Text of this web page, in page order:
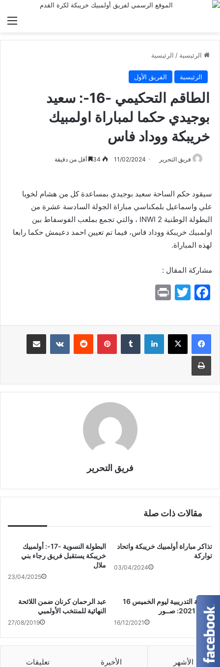
الرئيسية / الرئيسية
الرئيسية الفريق الأول
الطاقم التحكيمي -16-: سعيد
بوجيدي حكما لمباراة اولمبيك
خريبكة ووداد فاس
فريق التحرير 11/02/2024 أقل من دقيقة
سيقود حكم الساحة سعيد بوجيدي بمساعدة كل من هشام لخويا
علي واسماعيل بلمكناسي مباراة الجولة السادسة عشرة من
البطولة الوطنية INWI 2 ، والتي تجمع بملعب الفوسفاط بين
اولمبيك خريبكة ووداد فاس، فيما تم تعيين احمد دعيمش حكما رابعا
لهذه المباراة.
مشاركة المقال :
F
c
e
b
o
o
T
itt
er
t
لينكدإن بينتيريست مشاركة عبر البريد
طباعة
فريق التحرير
مقالات ذات صلة
البطولة النسوية -17-: أولمبيك
خريبكة يستقبل فريق رجاء بني
ملال
23/04/2025
تذاكر مباراة أولمبيك خريبكة واتحاد
تواركة
03/04/2024
عبد الرحمان كرنان ضمن اللائحة
النهائية للمنتخب الأولمبي
27/08/2019
الحصة التدريبية ليوم الخميس 16
دجنبر 2021: صــور
16/12/2021
الأشهر الأخيرة تعليقات